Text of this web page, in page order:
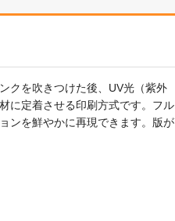
クを吹きつけた後、UV光（紫外
に定着させる印刷方式です。フル
ンを鮮やかに再現できます。版が